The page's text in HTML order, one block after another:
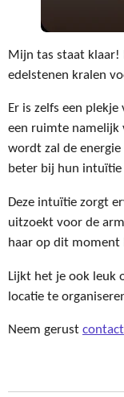
Mijn tas staat klaar!
edelstenen kralen
Er is zelfs een
een ruimte namelijk
wordt zal de
beter bij hun intuïtie
Deze intuïtie zorgt
uitzoekt voor de
haar op dit moment
Lijkt het je ook leuk
locatie te
Neem gerust contact